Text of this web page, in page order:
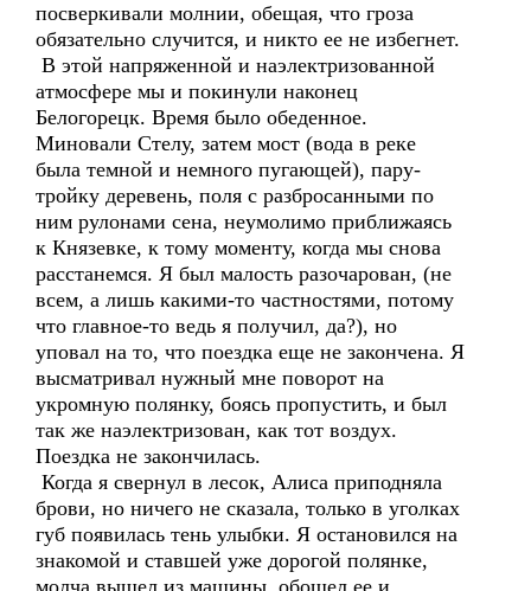
посверкивали молнии, обещая, что гроза
обязательно случится, и никто ее не избегнет.
В этой напряженной и наэлектризованной
атмосфере мы и покинули наконец
Белогорецк. Время было обеденное.
Миновали Стелу, затем мост (вода в реке
была темной и немного пугающей), пару-
тройку деревень, поля с разбросанными по
ним рулонами сена, неумолимо приближаясь
к Князевке, к тому моменту, когда мы снова
расстанемся. Я был малость разочарован, (не
всем, а лишь какими-то частностями, потому
что главное-то ведь я получил, да?), но
уповал на то, что поездка еще не закончена. Я
высматривал нужный мне поворот на
укромную полянку, боясь пропустить, и был
так же наэлектризован, как тот воздух.
Поездка не закончилась.
Когда я свернул в лесок, Алиса приподняла
брови, но ничего не сказала, только в уголках
губ появилась тень улыбки. Я остановился на
знакомой и ставшей уже дорогой полянке,
молча вышел из машины, обошел ее и